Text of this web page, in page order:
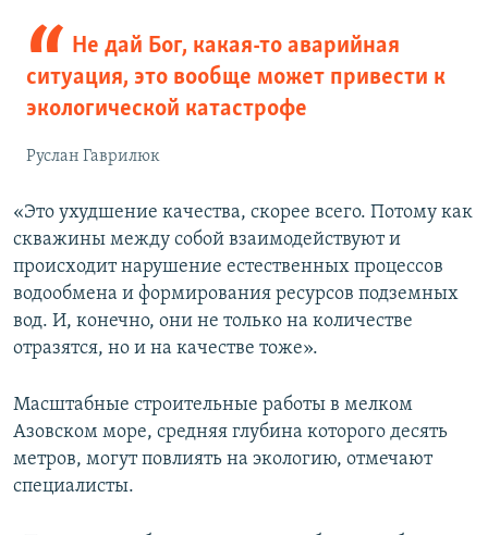
Не дай Бог, какая-то аварийная
ситуация, это вообще может привести к
экологической катастрофе
Руслан Гаврилюк
«Это ухудшение качества, скорее всего. Потому как
скважины между собой взаимодействуют и
происходит нарушение естественных процессов
водообмена и формирования ресурсов подземных
вод. И, конечно, они не только на количестве
отразятся, но и на качестве тоже».
Масштабные строительные работы в мелком
Азовском море, средняя глубина которого десять
метров, могут повлиять на экологию, отмечают
специалисты.